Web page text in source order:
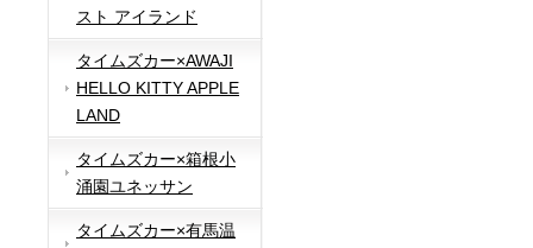
スト アイランド
タイムズカー×AWAJI
HELLO KITTY APPLE
LAND
タイムズカー×箱根小
涌園ユネッサン
タイムズカー×有馬温